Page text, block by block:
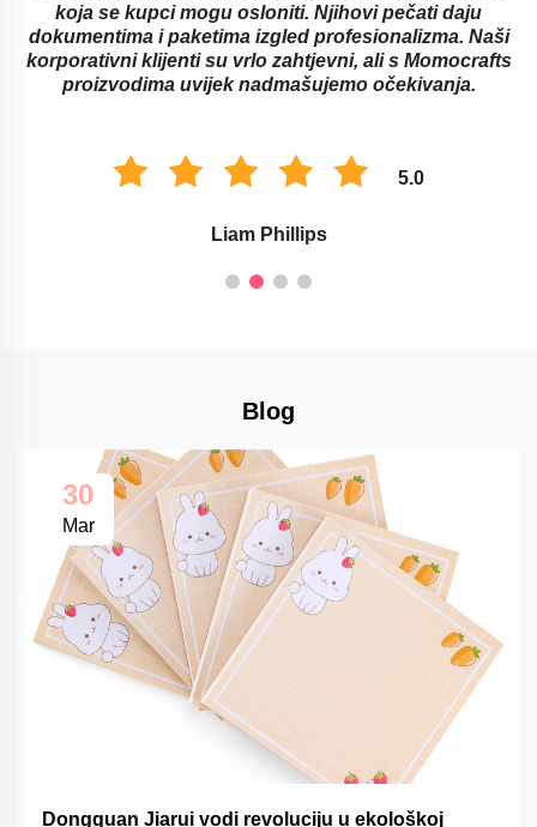
koja se kupci mogu osloniti. Njihovi pečati daju
dokumentima i paketima izgled profesionalizma. Naši
korporativni klijenti su vrlo zahtjevni, ali s Momocrafts
proizvodima uvijek nadmašujemo očekivanja.
5.0
Liam Phillips
Blog
30
Mar
Dongguan Jiarui vodi revoluciju u ekološkoj